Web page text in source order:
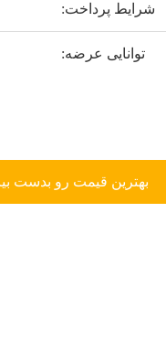
شرایط پرداخت:
توانایی عرضه:
بهترین قیمت رو بدست